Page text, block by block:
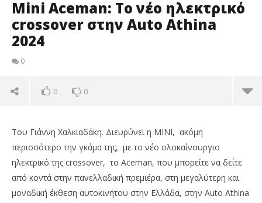
Mini Aceman: Το νέο ηλεκτρικό
crossover στην Auto Athina
2024
0
0 0
Του Γιάννη Χαλκιαδάκη. Διευρύνει η MINI, ακόμη
περισσότερο την γκάμα της, με το νέο ολοκαίνουργιο
ηλεκτρικό της crossover, το Aceman, που μπορείτε να δείτε
από κοντά στην πανελλαδική πρεμιέρα, στη μεγαλύτερη και
μοναδική έκθεση αυτοκινήτου στην Ελλάδα, στην Auto Athina